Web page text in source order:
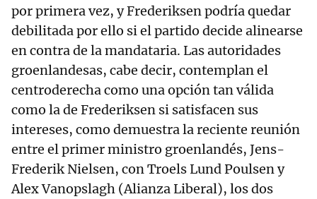
por primera vez, y Frederiksen podría quedar
debilitada por ello si el partido decide alinearse
en contra de la mandataria. Las autoridades
groenlandesas, cabe decir, contemplan el
centroderecha como una opción tan válida
como la de Frederiksen si satisfacen sus
intereses, como demuestra la reciente reunión
entre el primer ministro groenlandés, Jens-
Frederik Nielsen, con Troels Lund Poulsen y
Alex Vanopslagh (Alianza Liberal), los dos